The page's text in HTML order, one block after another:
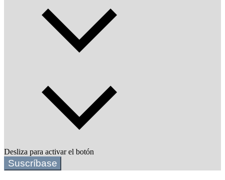
Desliza para activar el botón
Suscríbase